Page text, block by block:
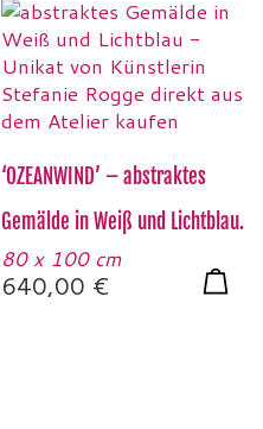
‘OZEANWIND’ – abstraktes
Gemälde in Weiß und Lichtblau.
80 x 100 cm
640,00 €